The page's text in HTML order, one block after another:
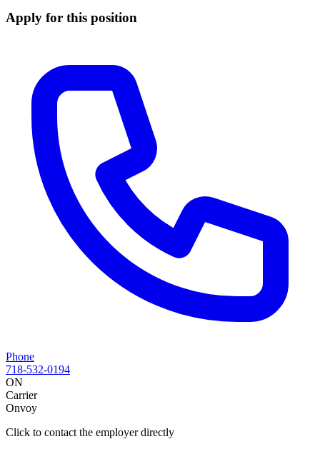
Apply for this position
Phone
718-532-0194
ON
Carrier
Onvoy
Click to contact the employer directly